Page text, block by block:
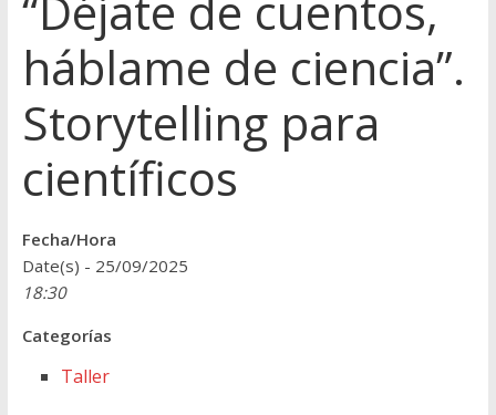
háblame de ciencia”.
Storytelling para
científicos
Fecha/Hora
Date(s) - 25/09/2025
18:30
Categorías
Taller